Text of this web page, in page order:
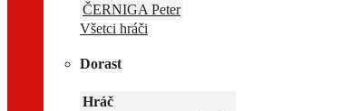
ČERNIGA Peter
Všetci hráči
Dorast
Hráč